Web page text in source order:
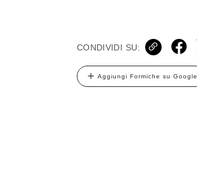
CONDIVIDI SU:
Aggiungi Formiche su Google